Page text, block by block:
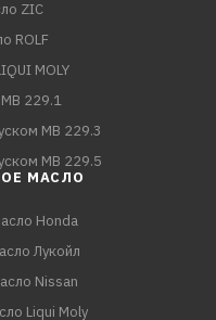
ZIC
ROLF
MOLY
229.1
MB 229.3
MB 229.5
МАСЛО
Honda
Лукойл
Nissan
Liqui Moly